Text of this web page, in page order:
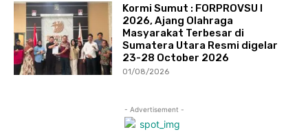
Kormi Sumut : FORPROVSU I
2026, Ajang Olahraga
Masyarakat Terbesar di
Sumatera Utara Resmi digelar
23-28 October 2026
01/08/2026
- Advertisement -